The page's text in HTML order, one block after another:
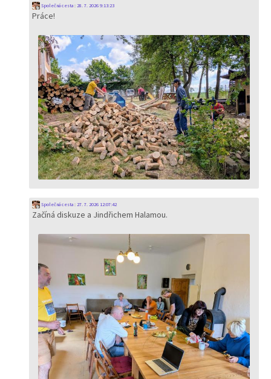
Společná cesta: 28. 7. 2026 9:13:23
Práce!
Společná cesta: 27. 7. 2026 12:07:42
Začíná diskuze a Jindřichem Halamou.